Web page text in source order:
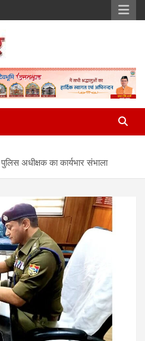
– Uttarakhand
Website
अधीक्षक का कार्यभार संभाला